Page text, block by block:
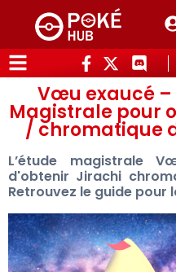
Vœu exaucé –
Magistrale pour
/ chromatique
L’étude magistrale
d'obtenir Jirachi
Retrouvez le guide pour